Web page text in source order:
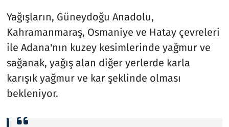
Yağışların, Güneydoğu Anadolu,
Kahramanmaraş, Osmaniye ve Hatay çevreleri
ile Adana'nın kuzey kesimlerinde yağmur ve
sağanak, yağış alan diğer yerlerde karla
karışık yağmur ve kar şeklinde olması
bekleniyor.